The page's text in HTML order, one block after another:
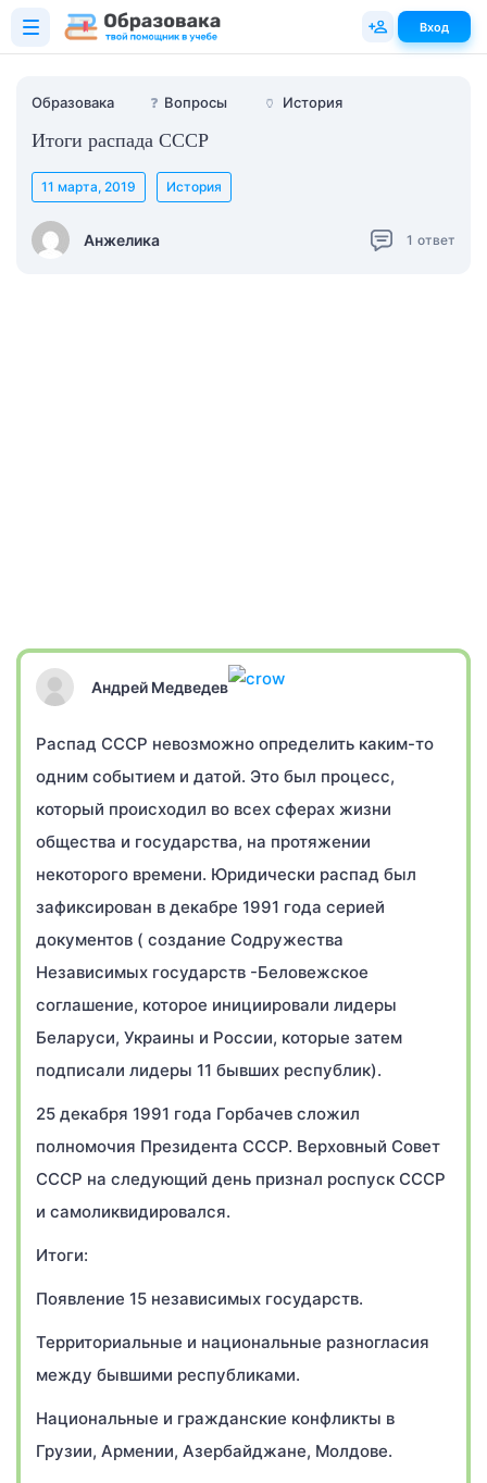
Образовака ❓ Вопросы 🏺 История
Итоги распада СССР
Анжелика
11 марта, 2019 История
1 ответ
Андрей Медведев
Распад СССР невозможно определить каким-то
одним событием и датой. Это был процесс,
который происходил во всех сферах жизни
общества и государства, на протяжении
некоторого времени. Юридически распад был
зафиксирован в декабре 1991 года серией
документов ( создание Содружества
Независимых государств -Беловежское
соглашение, которое инициировали лидеры
Беларуси, Украины и России, которые затем
подписали лидеры 11 бывших республик).
25 декабря 1991 года Горбачев сложил
полномочия Президента СССР. Верховный Совет
СССР на следующий день признал роспуск СССР
и самоликвидировался.
Итоги:
Появление 15 независимых государств.
Территориальные и национальные разногласия
между бывшими республиками.
Национальные и гражданские конфликты в
Грузии, Армении, Азербайджане, Молдове.
Вход